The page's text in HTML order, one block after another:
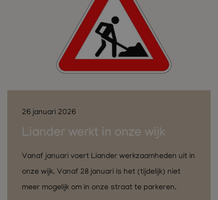
Liander werkt in onze wijk
26 januari 2026
Vanaf januari voert Liander werkzaamheden uit in
onze wijk. Vanaf 28 januari is het (tijdelijk) niet
meer mogelijk om in onze straat te parkeren.